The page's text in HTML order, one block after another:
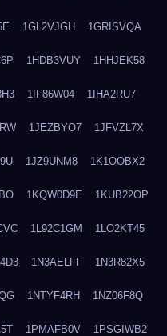
1GL2VJGH 1GRISVQA
1HDB3VUY 1HHJEK58
1IF86W04 1IHA2RU7
1JEZBYO7 1JFVZL7X
1JZ9UNM8 1K1OOBX2
1KQW0D9E 1KUB22OP
1L92C1GM 1LO2KT45
1N3AELFF 1N3R82X5
1NTYF4RH 1NZ06F8Q
1PMAFB0V 1PSGIWB2